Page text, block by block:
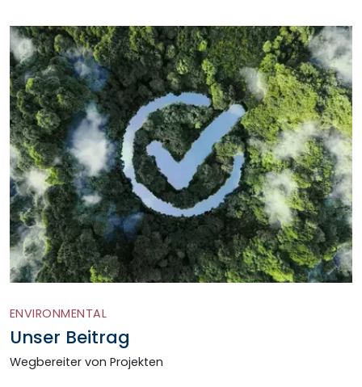
ENVIRONMENTAL
Unser Beitrag
Wegbereiter von Projekten